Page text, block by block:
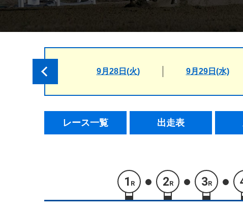
9月28日(火) 9月29日(水)
レース一覧 出走表
1 R 2R 3R